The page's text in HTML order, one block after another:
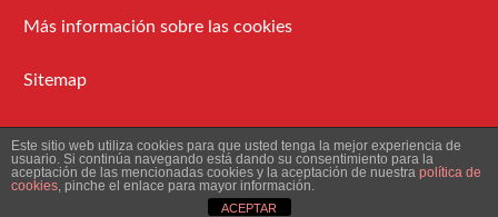
Más información sobre las cookies
Sitemap
Administració
2026 Ateneu Enciclopèdic Popular.
Este sitio web utiliza cookies para que usted tenga la mejor experiencia de
usuario. Si continúa navegando está dando su consentimiento para la
aceptación de las mencionadas cookies y la aceptación de nuestra política de
cookies, pinche el enlace para mayor información.
ACEPTAR